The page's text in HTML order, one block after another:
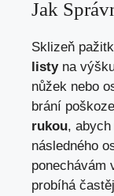
Jak
Sklizeň
listyna
nůžek nebo
brání
rukou,
následného
probíhá